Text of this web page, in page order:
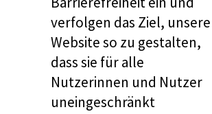
verfolgen das Ziel, unsere
Website so zu gestalten,
dass sie für alle
Nutzerinnen und Nutzer
uneingeschränkt